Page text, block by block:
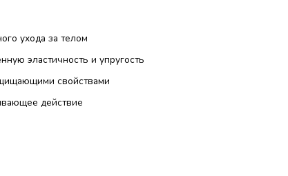
ухода за телом
эластичность и упругость
свойствами
действие